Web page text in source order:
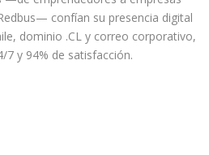
confían su presencia digital
dominio .CL y correo corporativo,
7 y 94% de satisfacción.